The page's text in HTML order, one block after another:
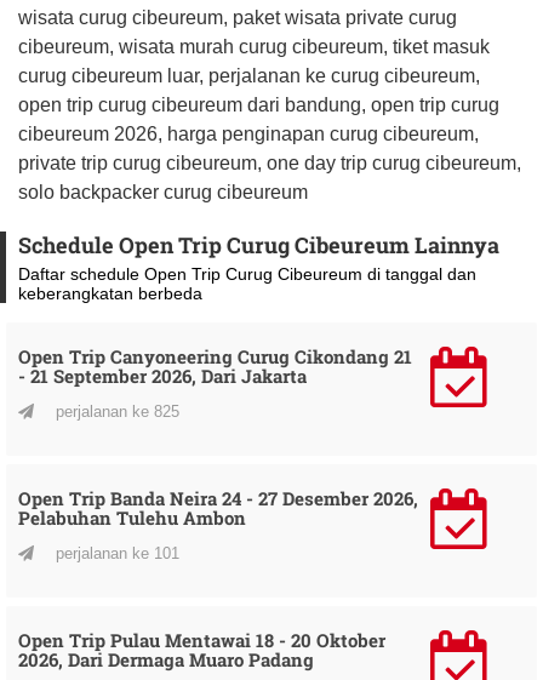
wisata curug cibeureum, paket wisata private curug
cibeureum, wisata murah curug cibeureum, tiket masuk
curug cibeureum luar, perjalanan ke curug cibeureum,
open trip curug cibeureum dari bandung, open trip curug
cibeureum 2026, harga penginapan curug cibeureum,
private trip curug cibeureum, one day trip curug cibeureum,
solo backpacker curug cibeureum
Schedule Open Trip Curug Cibeureum Lainnya
Daftar schedule Open Trip Curug Cibeureum di tanggal dan
keberangkatan berbeda
Open Trip Canyoneering Curug Cikondang 21
- 21 September 2026, Dari Jakarta
perjalanan ke 825
Open Trip Banda Neira 24 - 27 Desember 2026,
Pelabuhan Tulehu Ambon
perjalanan ke 101
Open Trip Pulau Mentawai 18 - 20 Oktober
2026, Dari Dermaga Muaro Padang